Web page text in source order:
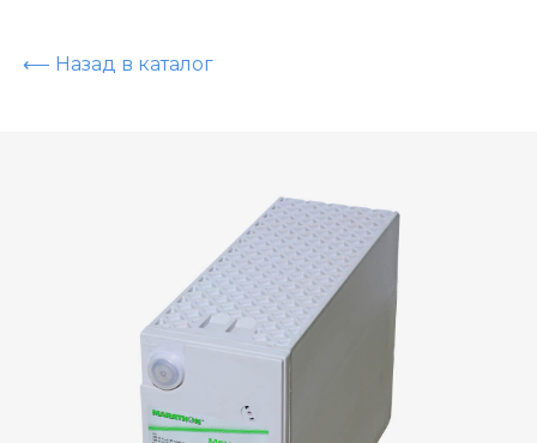
⟵ Назад в каталог